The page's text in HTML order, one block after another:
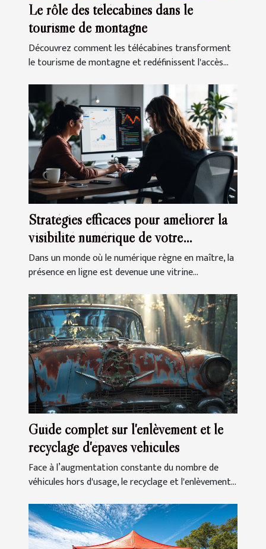
Le rôle des télécabines dans le
tourisme de montagne
Découvrez comment les télécabines transforment
le tourisme de montagne et redéfinissent l'accès...
Stratégies efficaces pour améliorer la
visibilité numérique de votre
entreprise
Dans un monde où le numérique règne en maître, la
présence en ligne est devenue une vitrine...
Guide complet sur l'enlèvement et le
recyclage d'épaves véhicules
Face à l’augmentation constante du nombre de
véhicules hors d'usage, le recyclage et l'enlèvement...